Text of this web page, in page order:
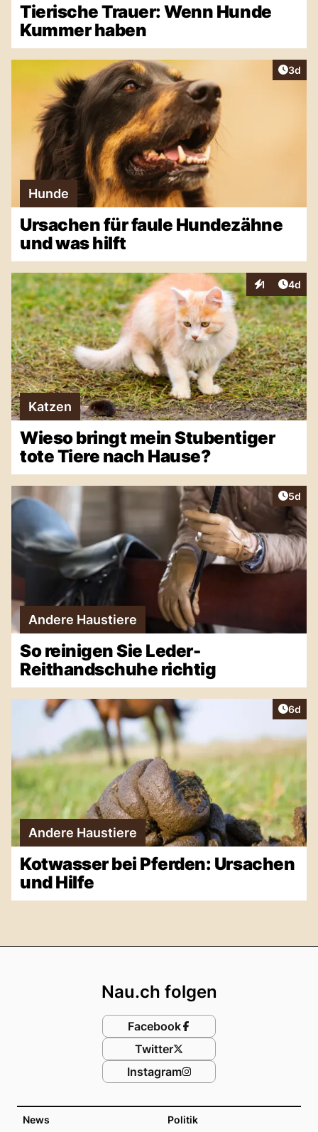
Tierische Trauer: Wenn Hunde
Kummer haben
3d
Hunde
Ursachen für faule Hundezähne
und was hilft
1
Interaktionen
4d
Katzen
Wieso bringt mein Stubentiger
tote Tiere nach Hause?
5d
Andere Haustiere
So reinigen Sie Leder-
Reithandschuhe richtig
6d
Andere Haustiere
Kotwasser bei Pferden: Ursachen
und Hilfe
News Politik
Nau.ch folgen
Facebook
Twitter
Instagram